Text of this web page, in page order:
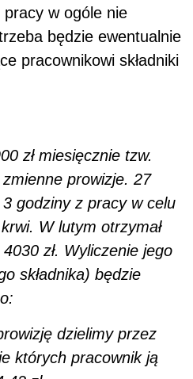
w ogóle nie
będzie ewentualnie
pracownikowi składniki
zł miesięcznie tzw.
prowizje. 27
godziny z pracy w celu
W lutym otrzymał
zł. Wyliczenie jego
składnika) będzie
dzielimy przez
których pracownik ją